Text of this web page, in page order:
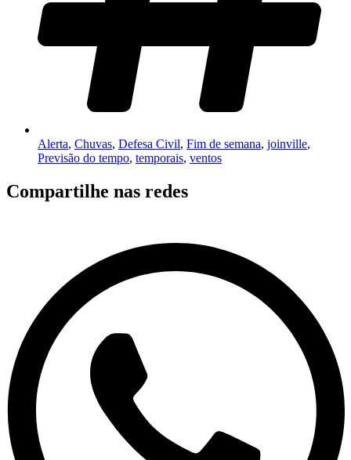
Alerta, Chuvas, Defesa Civil, Fim de semana, joinville,
Previsão do tempo, temporais, ventos
Compartilhe nas redes